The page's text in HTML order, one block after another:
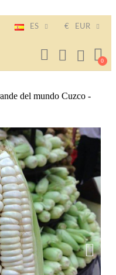
ES € EUR
del mundo Cuzco -